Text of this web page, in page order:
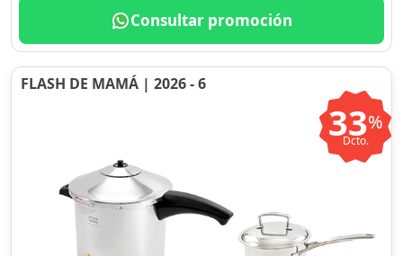
Consultar promoción
FLASH DE MAMÁ | 2026 - 6
33%
Dcto.